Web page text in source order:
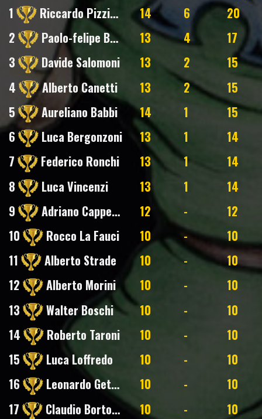
1
Riccardo Pizzirani 14 6
20
2
Paolo-felipe Bertoldi 13 4
17
3
Davide Salomoni 13 2
15
4
Alberto Canetti 13 2
15
5
Aureliano Babbi 14 1
15
6
Luca Bergonzoni 13 1
14
7
Federico Ronchi 13 1
14
8
Luca Vincenzi 13 1
14
9
Adriano Cappellacci 12 -
12
10
Rocco La Fauci 10 -
10
11
Alberto Strade 10 -
10
12
Alberto Morini 10 -
10
13
Walter Boschi 10 -
10
14
Roberto Taroni 10 -
10
15
Luca Loffredo 10 -
10
16
Leonardo Getuli 10 -
10
17
Claudio Bortolotti 10 -
10